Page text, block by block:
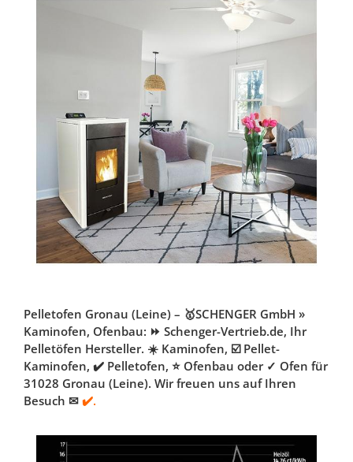
Pelletofen Gronau (Leine) – 🥇SCHENGER GmbH »
Kaminofen, Ofenbau: ⏩ Schenger-Vertrieb.de, Ihr
Pelletöfen Hersteller. ☀️ Kaminofen, ☑️ Pellet-
Kaminofen, ✔️ Pelletofen, ⭐ Ofenbau oder ✓ Ofen für
31028 Gronau (Leine). Wir freuen uns auf Ihren
Besuch ✉ ✔️.